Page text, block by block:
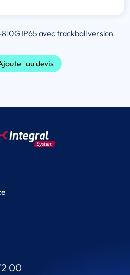
IP65 avec trackball version
au devis
00